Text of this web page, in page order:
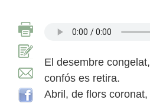
El desembre congelat,
confós es retira.
Abril, de flors coronat,